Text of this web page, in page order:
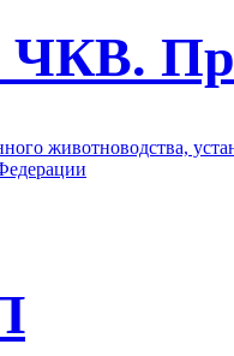
животноводства,